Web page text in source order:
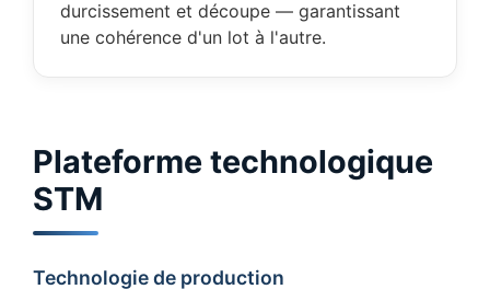
durcissement et découpe — garantissant
une cohérence d'un lot à l'autre.
Plateforme technologique
STM
Technologie de production